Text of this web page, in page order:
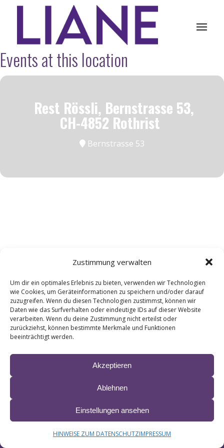
Zustimmung verwalten
Um dir ein optimales Erlebnis zu bieten, verwenden wir Technologien
wie Cookies, um Geräteinformationen zu speichern und/oder darauf
zuzugreifen. Wenn du diesen Technologien zustimmst, können wir
Daten wie das Surfverhalten oder eindeutige IDs auf dieser Website
verarbeiten. Wenn du deine Zustimmung nicht erteilst oder
zurückziehst, können bestimmte Merkmale und Funktionen
beeinträchtigt werden.
Akzeptieren
Ablehnen
Einstellungen ansehen
HINWEISE ZUM DATENSCHUTZIMPRESSUM
Events at this location
Rest Rössli, Bernstrasse 53,
CH-4852 Rothrist
Bernstrasse 53
Events at this location
DATENSCHUTZ